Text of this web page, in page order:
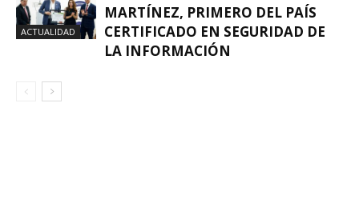
ACTUALIDAD
MARTÍNEZ, PRIMERO DEL PAÍS
CERTIFICADO EN SEGURIDAD DE
LA INFORMACIÓN